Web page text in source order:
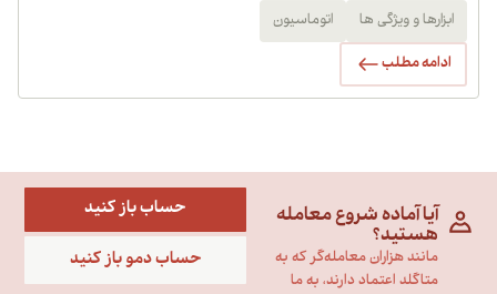
ابزارها و ویژگی ها اتوماسیون
ادامه مطلب
آیا آماده شروع معامله
هستید؟
مانند هزاران معامله‌گر که به
متاگلد اعتماد دارند، به ما
حساب باز کنید
حساب دمو باز کنید